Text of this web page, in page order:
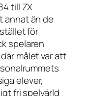
till ZX
annat än de
för
spelaren
målet var att
elever,
fri spelvärld